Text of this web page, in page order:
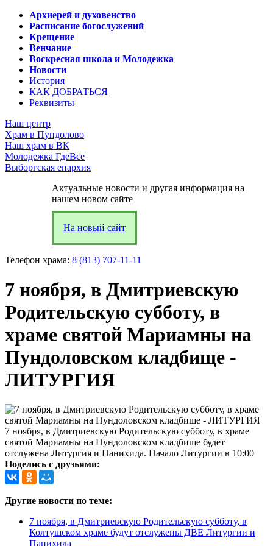
Архиерей и духовенство
Расписание богослужений
Крещение
Венчание
Воскресная школа и Молодежка
Новости
История
КАК ДОБРАТЬСЯ
Реквизиты
Наш центр
Храм в Пундолово
Наш храм в ВК
Молодежка ГдеВсе
Выборгская епархия
Актуальные новости и другая информация на
нашем новом сайте
На новый сайт
Телефон храма: 8 (813) 707-11-11
7 ноября, в Дмитриевскую
Родительскую субботу, в
храме святой Мариамны на
Пундоловском кладбище -
ЛИТУРГИЯ
7 ноября, в Дмитриевскую Родительскую субботу, в храме
святой Мариамны на Пундоловском кладбище будет
отслужена Литургия и Панихида. Начало Литургии в 10:00
Поделись с друзьями:
Другие новости по теме:
7 ноября, в Дмитриевскую Родительскую субботу, в
Колтушском храме будут отслужены ДВЕ Литургии и
Панихида